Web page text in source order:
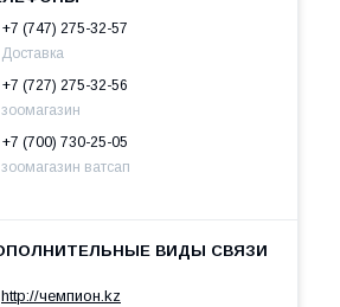
+7 (747) 275-32-57
Доставка
+7 (727) 275-32-56
зоомагазин
+7 (700) 730-25-05
зоомагазин ватсап
http://чемпион.kz